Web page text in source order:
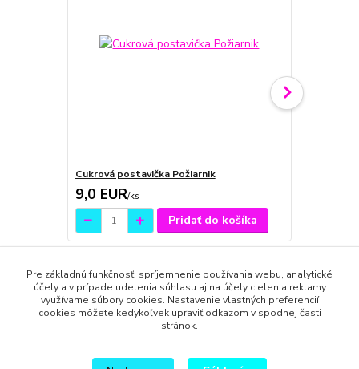
Cukrová postavička Požiarnik
9,0 EUR/ks
Pridať do košíka
Tovar zaradený v kategóriách
Pre základnú funkčnosť, spríjemnenie používania webu, analytické
účely a v prípade udelenia súhlasu aj na účely cielenia reklamy
využívame súbory cookies. Nastavenie vlastných preferencií
cookies môžete kedykoľvek upraviť odkazom v spodnej časti
stránok.